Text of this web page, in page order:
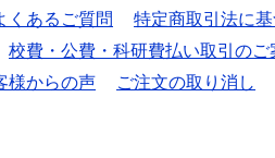
くあるご質問
特定商取引法に
校費・公費・科研費払い取引のご
様からの声 ご注文の取り消し